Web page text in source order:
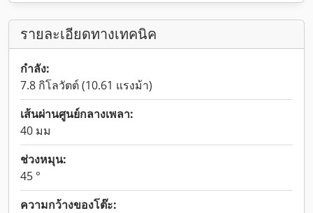
รายละเอียดทางเทคนิค
กำลัง:
7.8 กิโลวัตต์ (10.61 แรงม้า)
เส้นผ่านศูนย์กลางเพลา:
40 มม
ช่วงหมุน:
45 °
ความกว้างของโต๊ะ: